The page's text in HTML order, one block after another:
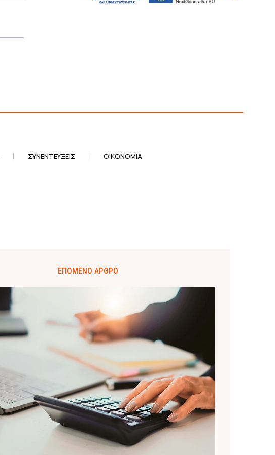
ΣΥΝΕΝΤΕΎΞΕΙΣ ΟΙΚΟΝΟΜΊΑ
ΕΠΌΜΕΝΟ ΆΡΘΡΟ